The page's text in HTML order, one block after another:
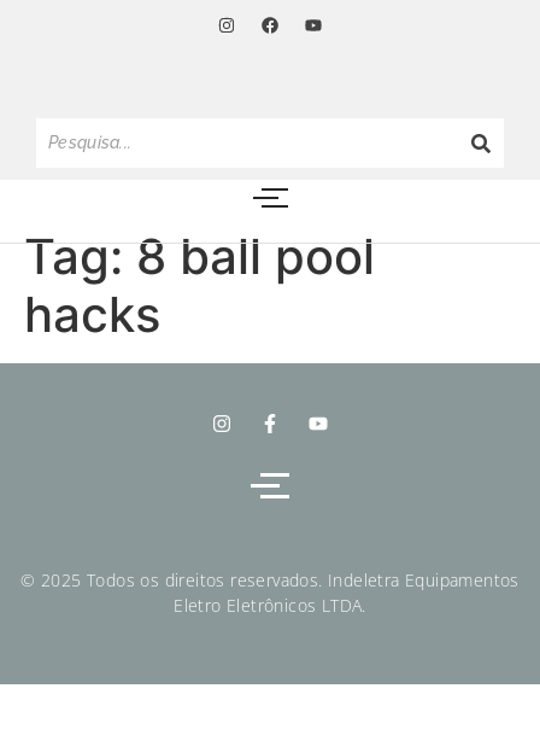
Tag:8 ball pool
hacks
© 2025 Todos os direitos reservados. Indeletra Equipamentos
Eletro Eletrônicos LTDA.